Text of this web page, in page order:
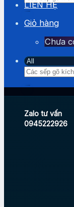
kiếm:
Zalo tư vấn
0945222926
LIÊN HỆ
Giỏ hàng
Chưa
Tìm
kiếm: